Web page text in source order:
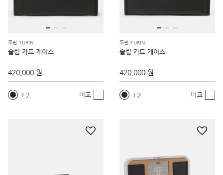
투린 TURIN
슬림 카드 케이스
420,000 원
2 비교
투린 TURIN
슬림 카드 케이스
420,000 원
2 비교